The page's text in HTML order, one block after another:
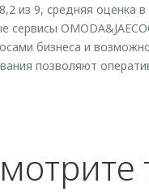
из 9, средняя оценка
сервисы
бизнеса и
позволяют